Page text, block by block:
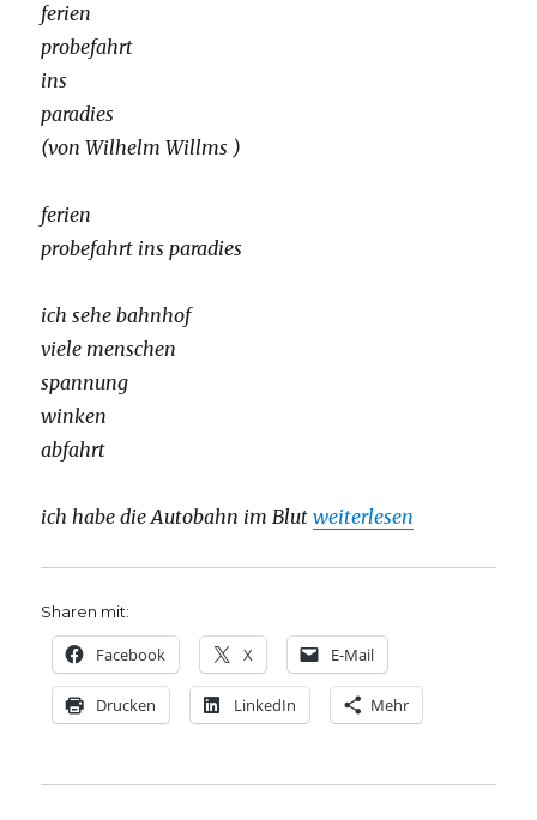
ferien
probefahrt
ins
paradies
(von Wilhelm Willms )
ferien
probefahrt ins paradies
ich sehe bahnhof
viele menschen
spannung
winken
abfahrt
ich habe die Autobahn im Blut„Predigt „Probefahrt ins
weiterlesen
Sharen mit:
Facebook X E-Mail
Drucken LinkedIn Mehr